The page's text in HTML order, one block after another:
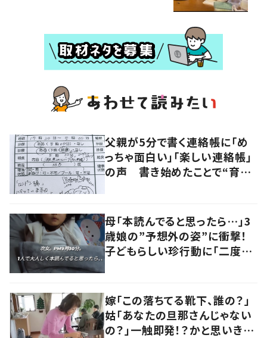
父親が5分で書く連絡帳に「め
っちゃ面白い」「楽しい連絡帳」
の声 書き始めたことで“育児
母「本読んでると思ったら…」3
歳娘の”予想外の姿”に衝撃！
子どもらしい珍行動に「二度見
嫁「この落ちてる靴下、誰の？」
姑「あなたの旦那さんじゃない
の？」一触即発！？かと思いき